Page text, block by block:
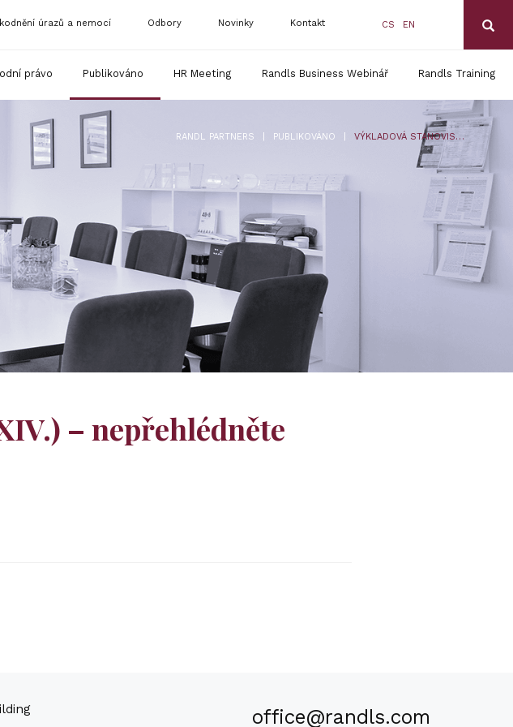
CS EN
úrazů a nemocí Odbory Novinky Kontakt
právo Publikováno HR Meeting Randls Business Webinář Randls Training
RANDL PARTNERS PUBLIKOVÁNO VÝKLADOVÁ STANOVISKA AKV (XXXIV.) – NEPŘEHLÉDNĚTE
– nepřehlédněte
office@randls.com